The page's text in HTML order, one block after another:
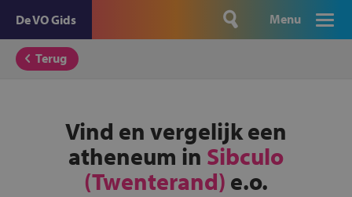
De VO Gids Menu
Terug
Vind en vergelijk een
atheneum in Sibculo
(Twenterand) e.o.